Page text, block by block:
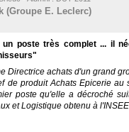
(Groupe E. Leclerc)
poste très complet ... il
Directrice achats d'un grand
de produit Achats Epicerie
poste qu'elle a décroché
et Logistique obtenu à